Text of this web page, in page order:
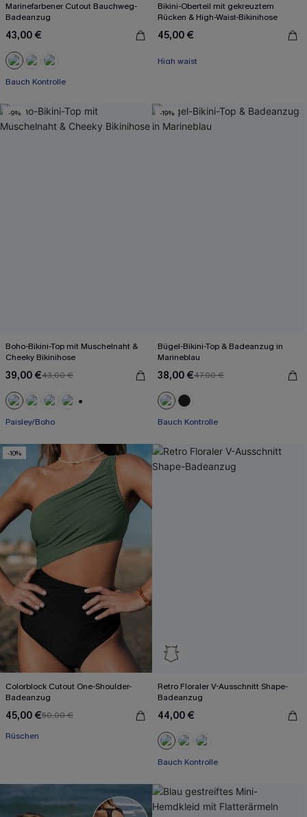
Marinefarbener Cutout Bauchweg-
Badeanzug
43,00 €
Bauch Kontrolle
Bikini-Oberteil mit gekreuztem
Rücken & High-Waist-Bikinihose
45,00 €
Mit Gratis-Maßband
-9%
Boho-Bikini-Top mit Muschelnaht &
Cheeky Bikinihose
39,00 €43,00 €
Paisley/Boho
-19%
Bügel-Bikini-Top & Badeanzug in
Marineblau
38,00 €47,00 €
Bauch Kontrolle
-10%
Colorblock Cutout One-Shoulder-
Badeanzug
45,00 €50,00 €
Rüschen
Retro Floraler V-Ausschnitt Shape-
Badeanzug
44,00 €
Bauch Kontrolle